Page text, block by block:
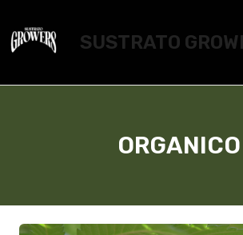
contenido
SUSTRATO
ORGANICO